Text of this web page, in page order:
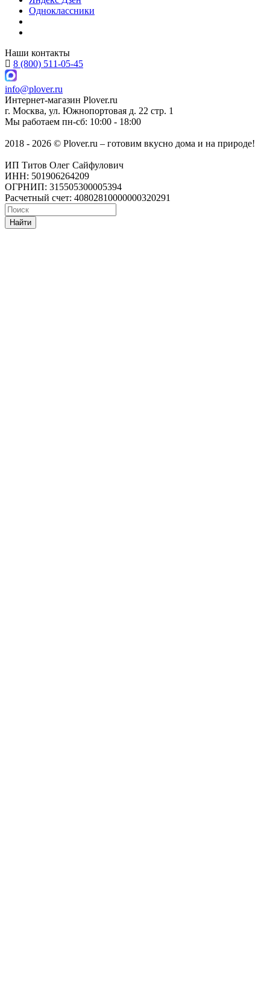
Одноклассники
Наши контакты
8 (800) 511-05-45
info@plover.ru
Интернет-магазин Plover.ru
г. Москва, ул. Южнопортовая д. 22 стр. 1
Мы работаем пн-сб: 10:00 - 18:00
2018 - 2026 © Plover.ru – готовим вкусно дома и на природе!
ИП Титов Олег Сайфулович
ИНН: 501906264209
ОГРНИП: 315505300005394
Расчетный счет: 40802810000000320291
Найти